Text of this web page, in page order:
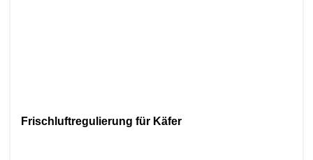
Frischluftregulierung für Käfer